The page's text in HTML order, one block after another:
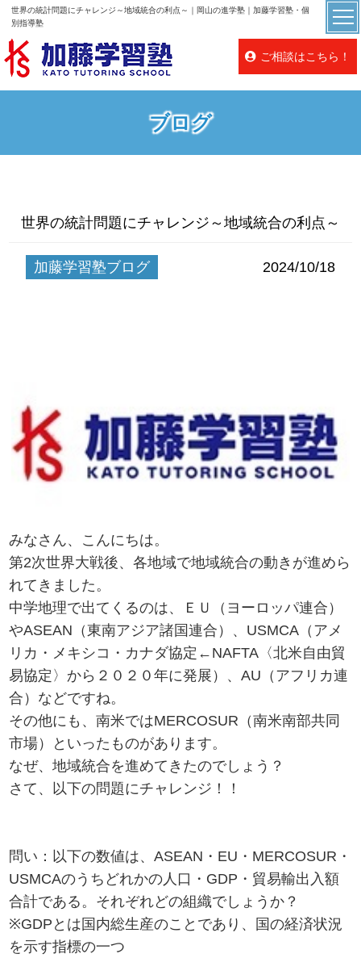
世界の統計問題にチャレンジ～地域統合の利点～｜岡山の進学塾｜加藤学習塾・個
別指導塾
ご相談はこちら！
ブログ
世界の統計問題にチャレンジ～地域統合の利点～
加藤学習塾ブログ 2024/10/18
みなさん、こんにちは。
第2次世界大戦後、各地域で地域統合の動きが進めら
れてきました。
中学地理で出てくるのは、ＥＵ（ヨーロッパ連合）
やASEAN（東南アジア諸国連合）、USMCA（アメ
リカ・メキシコ・カナダ協定←NAFTA〈北米自由貿
易協定〉から２０２０年に発展）、AU（アフリカ連
合）などですね。
その他にも、南米ではMERCOSUR（南米南部共同
市場）といったものがあります。
なぜ、地域統合を進めてきたのでしょう？
さて、以下の問題にチャレンジ！！
問い：以下の数値は、ASEAN・EU・MERCOSUR・
USMCAのうちどれかの人口・GDP・貿易輸出入額
合計である。それぞれどの組織でしょうか？
※GDPとは国内総生産のことであり、国の経済状況
を示す指標の一つ